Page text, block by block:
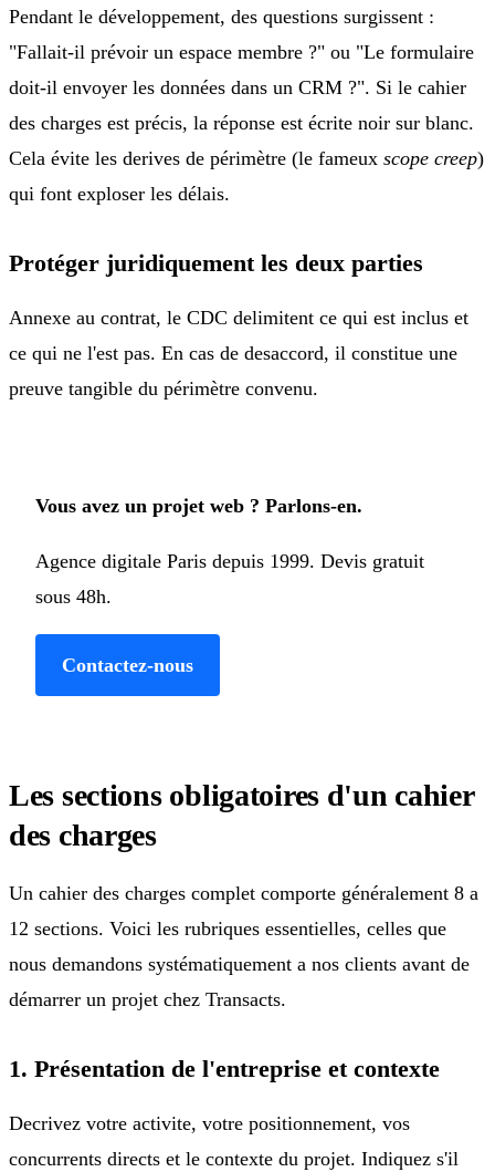
Pendant le développement, des questions surgissent :
"Fallait-il prévoir un espace membre ?" ou "Le formulaire
doit-il envoyer les données dans un CRM ?". Si le cahier
des charges est précis, la réponse est écrite noir sur blanc.
Cela évite les derives de périmètre (le fameux scope creep)
qui font exploser les délais.
Protéger juridiquement les deux parties
Annexe au contrat, le CDC delimitent ce qui est inclus et
ce qui ne l'est pas. En cas de desaccord, il constitue une
preuve tangible du périmètre convenu.
Vous avez un projet web ? Parlons-en.
Agence digitale Paris depuis 1999. Devis gratuit
sous 48h.
Contactez-nous
Les sections obligatoires d'un cahier
des charges
Un cahier des charges complet comporte généralement 8 a
12 sections. Voici les rubriques essentielles, celles que
nous demandons systématiquement a nos clients avant de
démarrer un projet chez Transacts.
1. Présentation de l'entreprise et contexte
Decrivez votre activite, votre positionnement, vos
concurrents directs et le contexte du projet. Indiquez s'il